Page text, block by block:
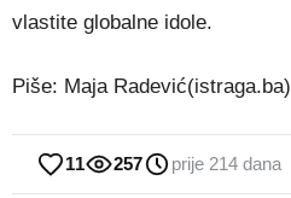
vlastite globalne idole.
Piše: Maja Radević(istraga.ba)
11 257 prije 214 dana